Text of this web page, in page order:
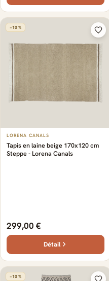
−10 %
LORENA CANALS
Tapis en laine beige 170x120 cm
Steppe - Lorena Canals
299,00 €
Détail
−10 %